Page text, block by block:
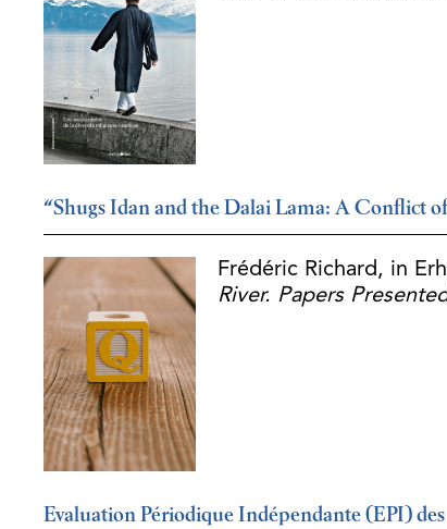
“Shugs Idan and the Dalai Lama: A Conflict
Frédéric Richard, in
River. Papers
Evaluation Périodique Indépendante (EPI)